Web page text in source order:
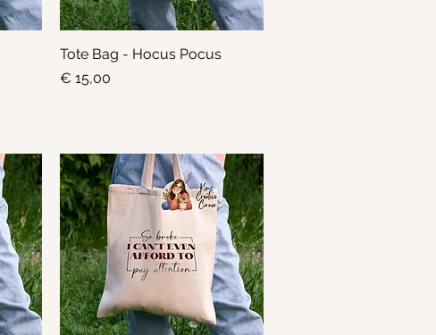
Snel overzicht
Tote Bag - Hocus Pocus
Prijs
€ 15,00